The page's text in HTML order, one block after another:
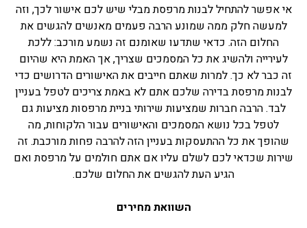
אי אפשר להתחיל לבנות מרפסת מבלי שיש לכם אישור לכך, וזה
למעשה חלק ממה שמונע הרבה פעמים מאנשים להגשים את
החלום הזה. כדאי שתדעו שאומנם זה נשמע מורכב: ללכת
לעירייה ולהשיג את כל המסמכים שצריך, אך האמת היא שהיום
זה כבר לא כך. למרות שאתם חייבים את האישורים הדרושים כדי
לבנות מרפסת בדירה שלכם אתם לא באמת צריכים לטפל בעניין
לבד. הרבה חברות שמציעות שירותי בניית מרפסות מציעות גם
לטפל בכל נושא המסמכים והאישורים עבור הלקוחות, מה
שהופך את כל ההתעסקות בעניין הזה להרבה פחות מורכבת. זה
שירות שכדאי לכם לשלם עליו אם אתם חולמים על מרפסת ואם
הגיע העת להגשים את החלום שלכם.
השוואת מחירים